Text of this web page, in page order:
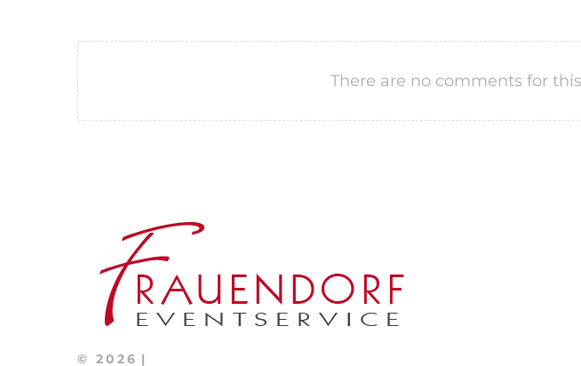
There are no comments for
© 2026